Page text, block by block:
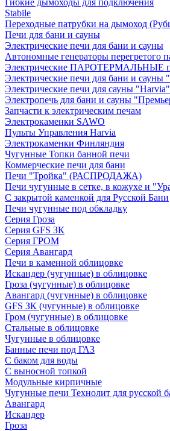
Гибкие дымоходы для подключения
Stabile
Переходные патрубки на дымоход
Печи для бани и сауны
Электрические печи для бани и сауны
Автономные генераторы перегретого
Электрические ПАРОТЕРМАЛЬНЫЕ
Электрические печи для бани и сауны
Электрические печи для сауны "Harvia"
Электропечь для бани и сауны
Запчасти к электрическим печам
Электрокаменки SAWO
Пульты Управления Harvia
Электрокаменки Финляндия
Чугунные Топки банной печи
Коммерческие печи для бани
Печи "Тройка" (РАСПРОДАЖА)
Печи чугунные в сетке, в кожухе и
С закрытой каменкой для Русской Бани
Печи чугунные под обкладку
Серия Гроза
Серия GFS ЗК
Серия ГРОМ
Серия Авангард
Печи в каменной облицовке
Искандер (чугунные) в облицовке
Гроза (чугунные) в облицовке
Авангард (чугунные) в облицовке
GFS ЗК (чугунные) в облицовке
Гром (чугунные) в облицовке
Стальные в облицовке
Чугунные в облицовке
Банные печи под ГАЗ
С баком для воды
С выносной топкой
Модульные кирпичные
Чугунные печи Технолит для русской
Авангард
Искандер
Гроза